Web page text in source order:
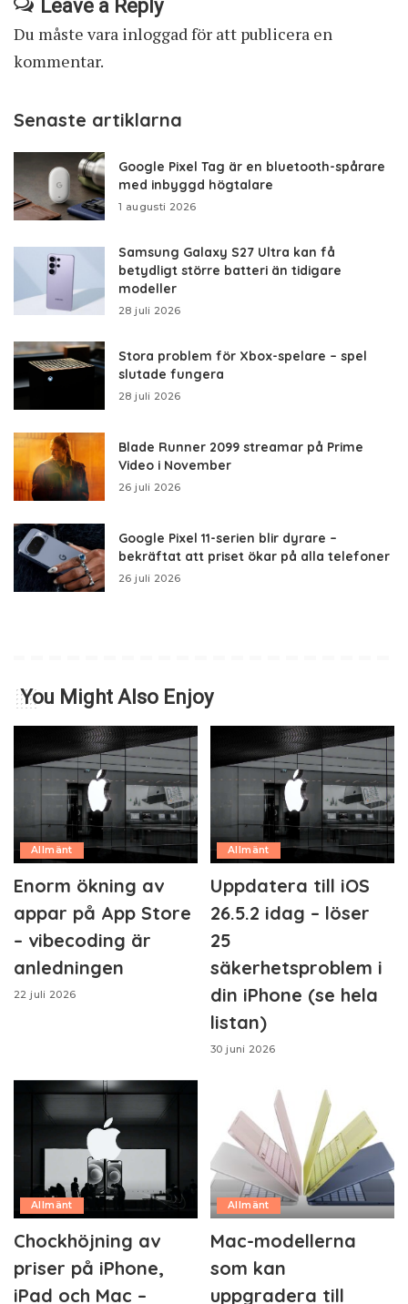
Leave a Reply
Du måste vara inloggad för att publicera en
kommentar.
Senaste artiklarna
Google Pixel Tag är en bluetooth-spårare
med inbyggd högtalare
1 augusti 2026
Samsung Galaxy S27 Ultra kan få
betydligt större batteri än tidigare
modeller
28 juli 2026
Stora problem för Xbox-spelare – spel
slutade fungera
28 juli 2026
Blade Runner 2099 streamar på Prime
Video i November
26 juli 2026
Google Pixel 11-serien blir dyrare –
bekräftat att priset ökar på alla telefoner
26 juli 2026
You Might Also Enjoy
Allmänt
Enorm ökning av
appar på App Store
– vibecoding är
anledningen
22 juli 2026
Allmänt
Uppdatera till iOS
26.5.2 idag – löser
25
säkerhetsproblem i
din iPhone (se hela
listan)
30 juni 2026
Allmänt
Chockhöjning av
priser på iPhone,
iPad och Mac –
Allmänt
Mac-modellerna
som kan
uppgradera till